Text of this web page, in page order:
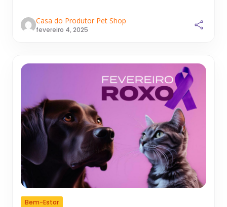
Casa do Produtor Pet Shop
fevereiro 4, 2025
Bem-Estar